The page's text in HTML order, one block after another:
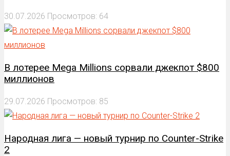
30.07.2026 Просмотров: 64
В лотерее Mega Millions сорвали джекпот $800
миллионов
29.07.2026 Просмотров: 85
Народная лига — новый турнир по Counter-Strike
2